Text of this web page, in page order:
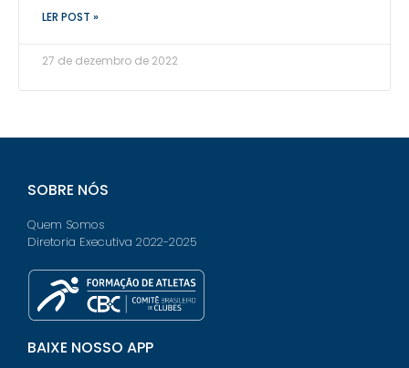
LER POST »
27 de dezembro de 2022
SOBRE NÓS
Quem Somos
Diretoria Executiva 2022-2025
BAIXE NOSSO APP